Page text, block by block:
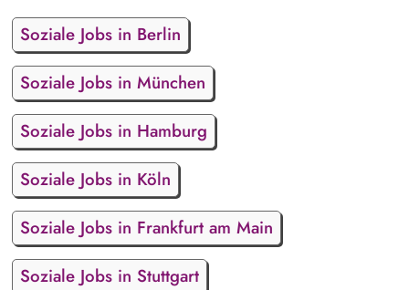
Soziale Jobs in Berlin
Soziale Jobs in München
Soziale Jobs in Hamburg
Soziale Jobs in Köln
Soziale Jobs in Frankfurt am Main
Soziale Jobs in Stuttgart